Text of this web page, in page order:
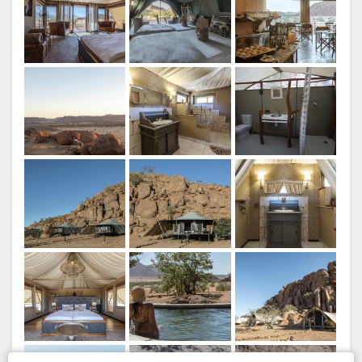
ESPAGNOL
ITALIEN
NORWEGIAN
PORTUGUAIS
SWEDISH
DANISH
CHINESE
(SIMPLIFIED)
ANGLAIS